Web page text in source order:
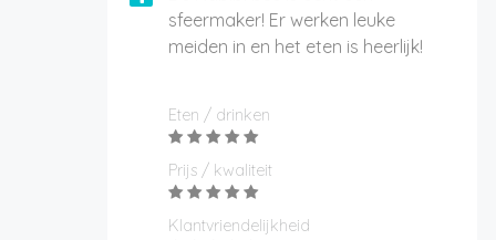
sfeermaker! Er werken leuke
meiden in en het eten is heerlijk!
Eten / drinken
Prijs / kwaliteit
Klantvriendelijkheid